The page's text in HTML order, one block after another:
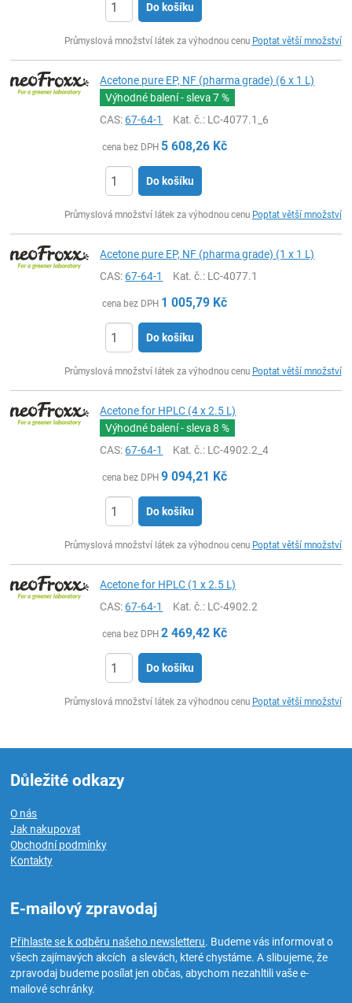
Do košíku
Průmyslová množství látek za výhodnou cenu Poptat větší množství
Acetone pure EP, NF (pharma grade) (6 x 1 L)
Výhodné balení - sleva7 %
CAS:67-64-1 Kat. č.: LC-4077.1_6
cena bez DPH 5 608,26 Kč
Do košíku
Průmyslová množství látek za výhodnou cenu Poptat větší množství
Acetone pure EP, NF (pharma grade) (1 x 1 L)
CAS:67-64-1 Kat. č.: LC-4077.1
cena bez DPH 1 005,79 Kč
Do košíku
Průmyslová množství látek za výhodnou cenu Poptat větší množství
Acetone for HPLC (4 x 2.5 L)
Výhodné balení - sleva8 %
CAS:67-64-1 Kat. č.: LC-4902.2_4
cena bez DPH 9 094,21 Kč
Do košíku
Průmyslová množství látek za výhodnou cenu Poptat větší množství
Acetone for HPLC (1 x 2.5 L)
CAS:67-64-1 Kat. č.: LC-4902.2
cena bez DPH 2 469,42 Kč
Do košíku
Průmyslová množství látek za výhodnou cenu Poptat větší množství
Důležité odkazy
O nás
Jak nakupovat
Obchodní podmínky
Kontakty
E-mailový zpravodaj
Přihlaste se k odběru našeho newsletteru. Budeme vás informovat o
všech zajímavých akcích a slevách, které chystáme. A slibujeme, že
zpravodaj budeme posílat jen občas, abychom nezahltili vaše e-
mailové schránky.